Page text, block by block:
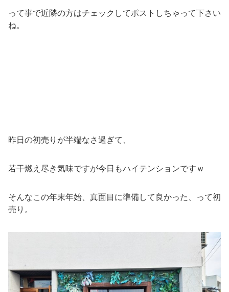
って事で近隣の方はチェックしてポストしちゃって下さい
ね。
昨日の初売りが半端なさ過ぎて、
若干燃え尽き気味ですが今日もハイテンションですｗ
そんなこの年末年始、真面目に準備して良かった、って初
売り。